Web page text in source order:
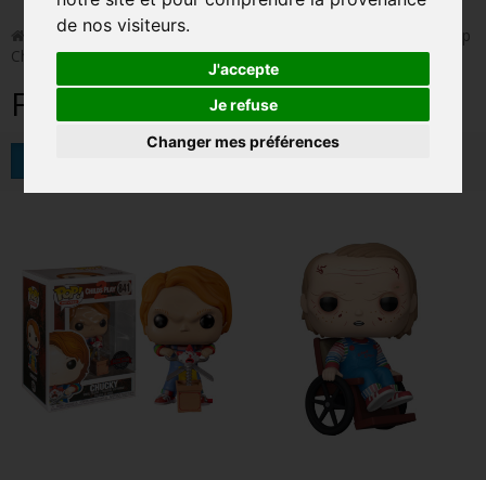
de nos visiteurs.
J'accepte
Je refuse
Changer mes préférences
CARTE A JOUER
PRÉCOMMANDE FIGURINES POP
FIGURINES POP MANGA
FIGURINES POP DISNEY
FIGURINES POP MARVEL
FIGURINES POP SÉRIE TV
FIGURINES POP AUTRES FILMS
FIGURINES POP SPORTS
FIGURINES POP ANIME
Funko Pop! > Figurines Pop Autres Films
Figurines Pop
Child's Play
Figurines Pop Child's Play